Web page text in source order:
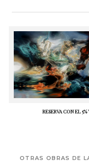
RESERVA CON EL
OTRAS OBRAS DE